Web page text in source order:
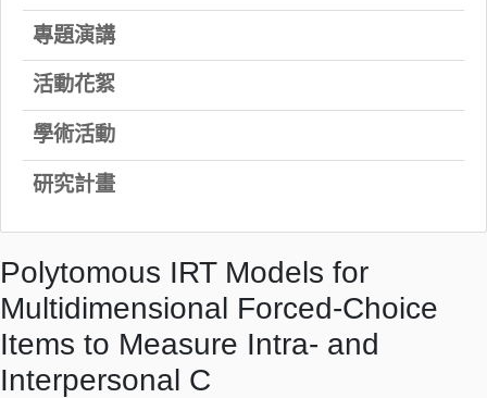
專題演講
活動花絮
學術活動
研究計畫
Polytomous IRT Models for
Multidimensional Forced-Choice
Items to Measure Intra- and
Interpersonal C